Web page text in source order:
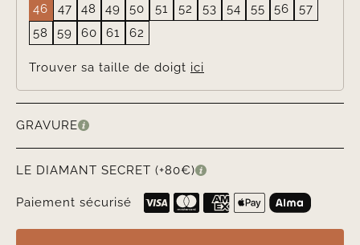
46 47 48 49 50 51 52 53 54 55 56
57
58
59 60 61 62
Trouver sa taille de doigt ici
GRAVURE
LE DIAMANT SECRET (+80€)
Paiement sécurisé